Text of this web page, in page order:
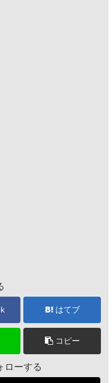
はてブ
コピー
ローする